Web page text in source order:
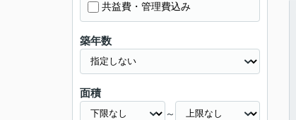
共益費・管理費込み
築年数
面積
～